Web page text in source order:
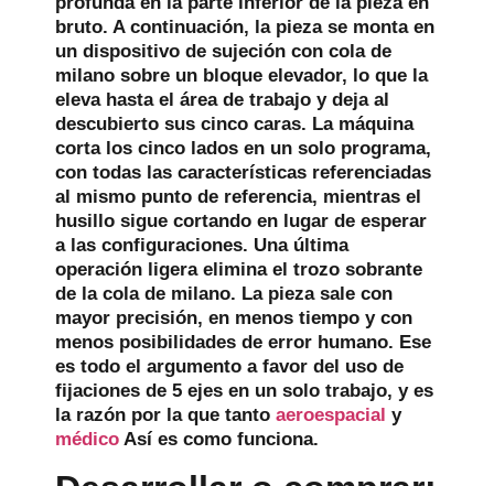
bruto. A continuación, la pieza se monta en
un dispositivo de sujeción con cola de
milano sobre un bloque elevador, lo que la
eleva hasta el área de trabajo y deja al
descubierto sus cinco caras. La máquina
corta los cinco lados en un solo programa,
con todas las características referenciadas
al mismo punto de referencia, mientras el
husillo sigue cortando en lugar de esperar
a las configuraciones. Una última
operación ligera elimina el trozo sobrante
de la cola de milano. La pieza sale con
mayor precisión, en menos tiempo y con
menos posibilidades de error humano. Ese
es todo el argumento a favor del uso de
fijaciones de 5 ejes en un solo trabajo, y es
la razón por la que tanto aeroespacial y
médico Así es como funciona.